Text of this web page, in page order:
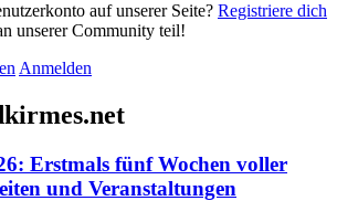
auf unserer Seite? Registriere dich
unserer Community teil!
Anmelden
Erstmals fünf Wochen voller
und Veranstaltungen